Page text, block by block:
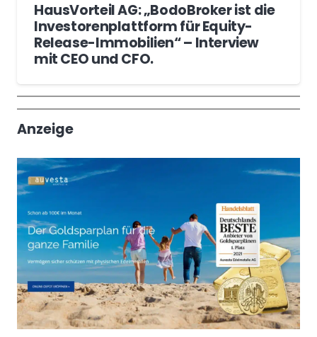
HausVorteil AG: „BodoBroker ist die
Investorenplattform für Equity-
Release-Immobilien“ – Interview
mit CEO und CFO.
Wochenrückblick
Trendthemen
Anzeige